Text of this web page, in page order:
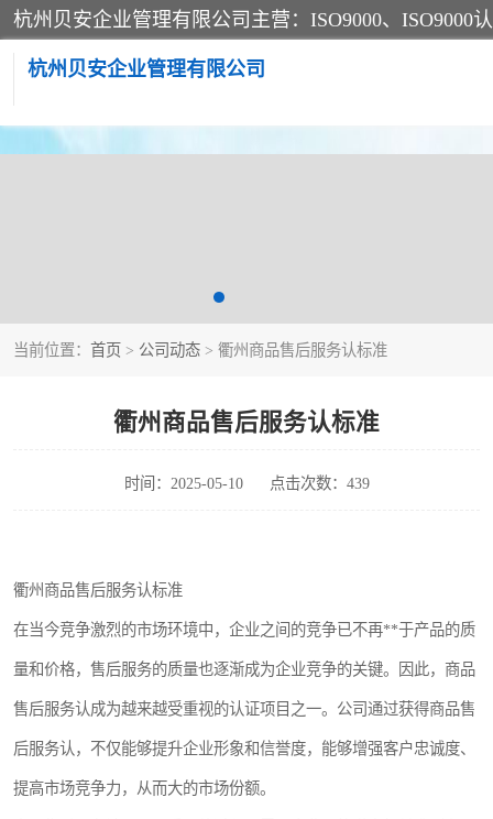
杭州贝安企业管理有限公司
当前位置： 首页 > 公司动态 > 衢州商品售后服务认标准
衢州商品售后服务认标准
时间：2025-05-10 点击次数：439
衢州商品售后服务认标准
在当今竞争激烈的市场环境中，企业之间的竞争已不再**于产品的质
量和价格，售后服务的质量也逐渐成为企业竞争的关键。因此，商品
售后服务认成为越来越受重视的认证项目之一。公司通过获得商品售
后服务认，不仅能够提升企业形象和信誉度，能够增强客户忠诚度、
提高市场竞争力，从而大的市场份额。
45001认证